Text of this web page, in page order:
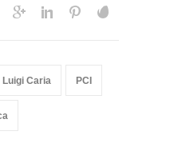
Luigi Caria PCI